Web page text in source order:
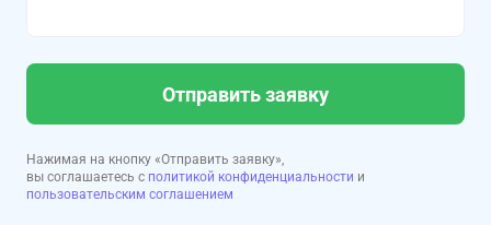
Отправить заявку
Нажимая на кнопку «Отправить заявку»,
вы соглашаетесь с политикой конфиденциальности и
пользовательским соглашением